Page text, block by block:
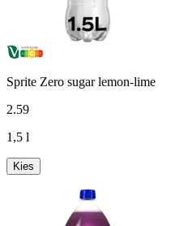
Sprite Zero sugar lemon-lime
2.59
1,5 l
Kies